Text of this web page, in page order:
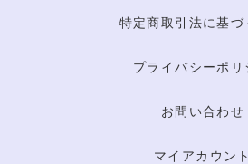
特定商取引法に基づ
プライバシーポリ
お問い合わせ
マイアカウント